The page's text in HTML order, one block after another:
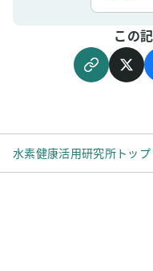
この
水素健康活用研究所トップ